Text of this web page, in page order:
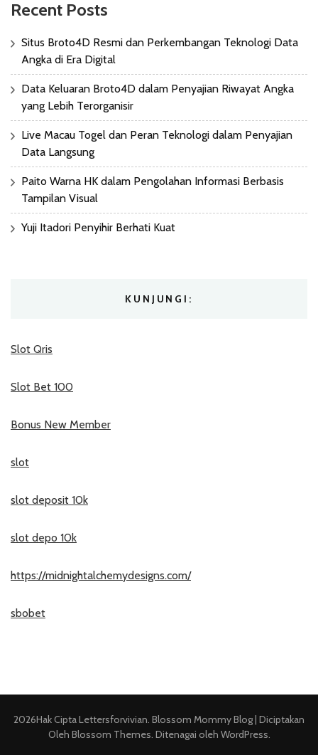
Recent Posts
Situs Broto4D Resmi dan Perkembangan Teknologi Data
Angka di Era Digital
Data Keluaran Broto4D dalam Penyajian Riwayat Angka
yang Lebih Terorganisir
Live Macau Togel dan Peran Teknologi dalam Penyajian
Data Langsung
Paito Warna HK dalam Pengolahan Informasi Berbasis
Tampilan Visual
Yuji Itadori Penyihir Berhati Kuat
KUNJUNGI:
Slot Qris
Slot Bet 100
Bonus New Member
slot
slot deposit 10k
slot depo 10k
https://midnightalchemydesigns.com/
sbobet
2026Hak CiptaLettersforvivian. Blossom Mommy Blog | Diciptakan
Oleh Blossom Themes. Ditenagai oleh WordPress.